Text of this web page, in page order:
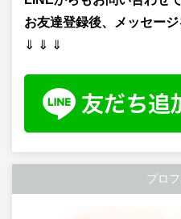
お友達登録後、メッセー
⇓ ⇓ ⇓
プロ